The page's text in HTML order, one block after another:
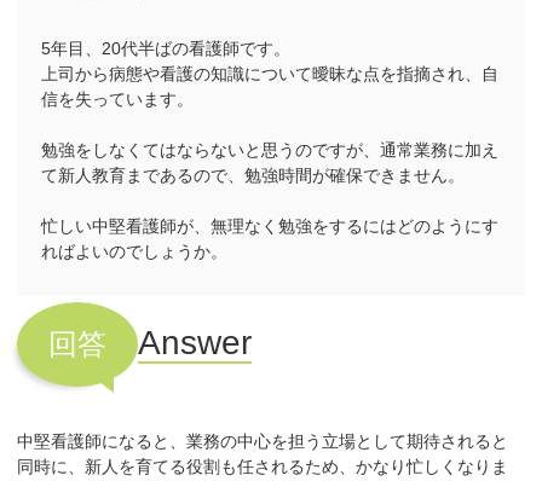
5年目、20代半ばの看護師です。
上司から病態や看護の知識について曖昧な点を指摘され、自
信を失っています。
勉強をしなくてはならないと思うのですが、通常業務に加え
て新人教育まであるので、勉強時間が確保できません。
忙しい中堅看護師が、無理なく勉強をするにはどのようにす
ればよいのでしょうか。
回答 Answer
中堅看護師になると、業務の中心を担う立場として期待されると
同時に、新人を育てる役割も任されるため、かなり忙しくなりま